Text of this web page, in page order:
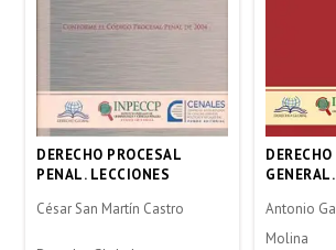
DERECHO PROCESAL
PENAL. LECCIONES
César San Martín Castro
Antonio
Molina